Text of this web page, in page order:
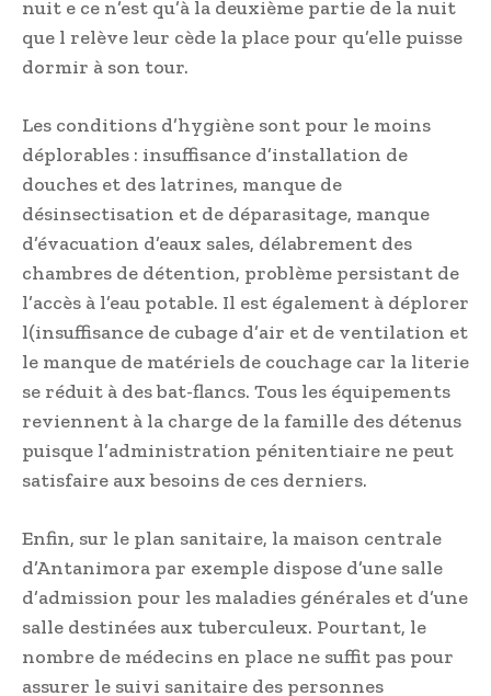
nuit e ce n’est qu’à la deuxième partie de la nuit
que l relève leur cède la place pour qu’elle puisse
dormir à son tour.
Les conditions d’hygiène sont pour le moins
déplorables : insuffisance d’installation de
douches et des latrines, manque de
désinsectisation et de déparasitage, manque
d’évacuation d’eaux sales, délabrement des
chambres de détention, problème persistant de
l’accès à l’eau potable. Il est également à déplorer
l(insuffisance de cubage d’air et de ventilation et
le manque de matériels de couchage car la literie
se réduit à des bat-flancs. Tous les équipements
reviennent à la charge de la famille des détenus
puisque l’administration pénitentiaire ne peut
satisfaire aux besoins de ces derniers.
Enfin, sur le plan sanitaire, la maison centrale
d’Antanimora par exemple dispose d’une salle
d’admission pour les maladies générales et d’une
salle destinées aux tuberculeux. Pourtant, le
nombre de médecins en place ne suffit pas pour
assurer le suivi sanitaire des personnes